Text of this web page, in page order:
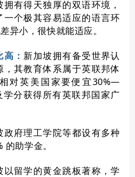
拥有得天独厚的双语环境，
一个极其容易适应的语言环
异小，很快就能适应。
： 新加坡拥有备受世界认
其教育体系属于英联邦体
对英美国家要便宜30%—
学分获得所有英联邦国家广
政府理工学院等都设有多种
助学金。
以留学的黄金跳板著称，学